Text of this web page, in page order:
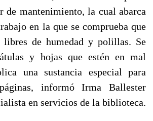
de mantenimiento, la cual abarca
en la que se comprueba que
de humedad y polillas. Se
y hojas que estén en mal
una sustancia especial para
informó Irma Ballester
en servicios de la biblioteca.